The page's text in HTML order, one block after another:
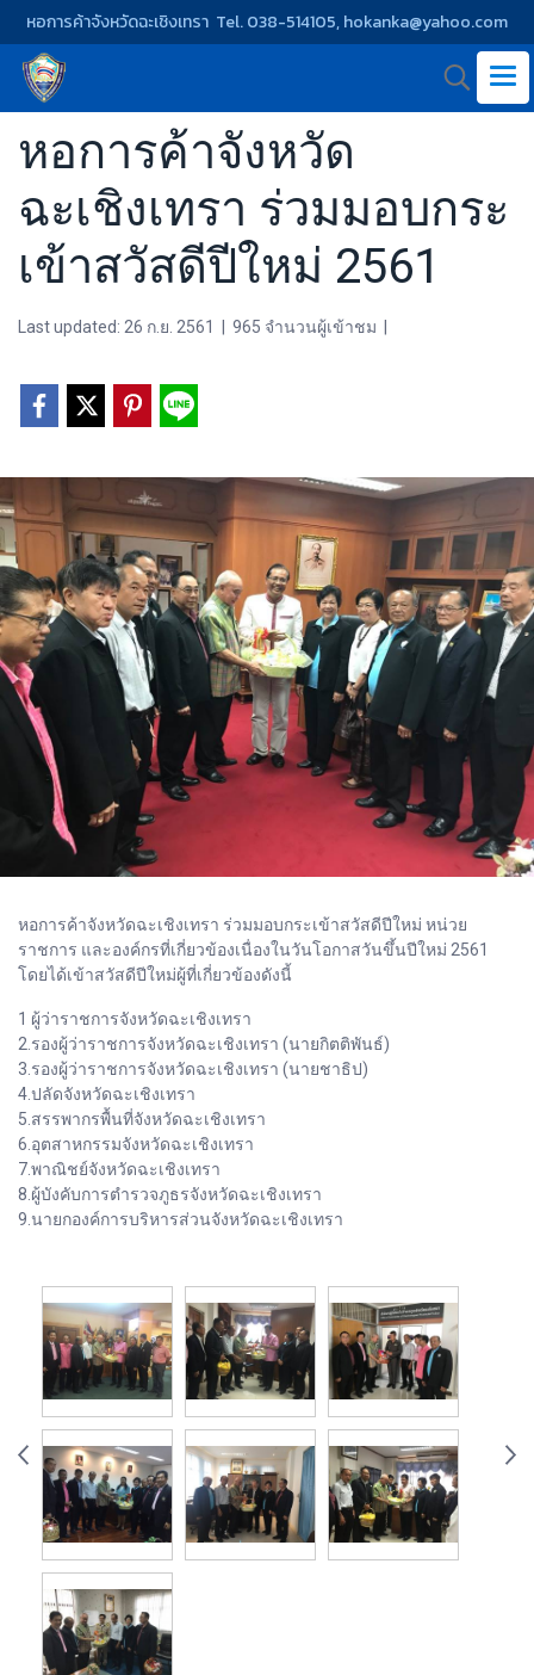
หอการค้าจังหวัดฉะเชิงเทรา Tel. 038-514105, hokanka@yahoo.com
หอการค้าจังหวัด
ฉะเชิงเทรา ร่วมมอบกระ
เข้าสวัสดีปีใหม่ 2561
Last updated: 26 ก.ย. 2561 965 จำนวนผู้เข้าชม
หอการค้าจังหวัดฉะเชิงเทรา ร่วมมอบกระเข้าสวัสดีปีใหม่ หน่วย
ราชการ และองค์กรที่เกี่ยวข้องเนื่องในวันโอกาสวันขึ้นปีใหม่ 2561
โดยได้เข้าสวัสดีปีใหม่ผู้ที่เกี่ยวข้องดังนี้
1 ผู้ว่าราชการจังหวัดฉะเชิงเทรา
2.รองผู้ว่าราชการจังหวัดฉะเชิงเทรา (นายกิตติพันธ์)
3.รองผู้ว่าราชการจังหวัดฉะเชิงเทรา (นายชาธิป)
4.ปลัดจังหวัดฉะเชิงเทรา
5.สรรพากรพื้นที่จังหวัดฉะเชิงเทรา
6.อุตสาหกรรมจังหวัดฉะเชิงเทรา
7.พาณิชย์จังหวัดฉะเชิงเทรา
8.ผู้บังคับการตำรวจภูธรจังหวัดฉะเชิงเทรา
9.นายกองค์การบริหารส่วนจังหวัดฉะเชิงเทรา